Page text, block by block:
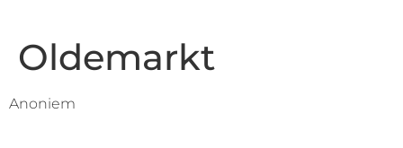
Oldemarkt
Anoniem